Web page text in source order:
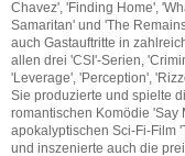
Chavez', 'Finding Home',
Samaritan' und 'The
auch Gastauftritte in
allen drei 'CSI'-Serien,
'Leverage', 'Perception',
Sie produzierte und spielte
romantischen Komödie 'Say
apokalyptischen Sci-Fi-Film
und inszenierte auch die